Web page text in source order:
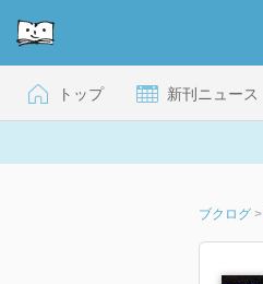
トップ 新刊ニュース
ブクログ >